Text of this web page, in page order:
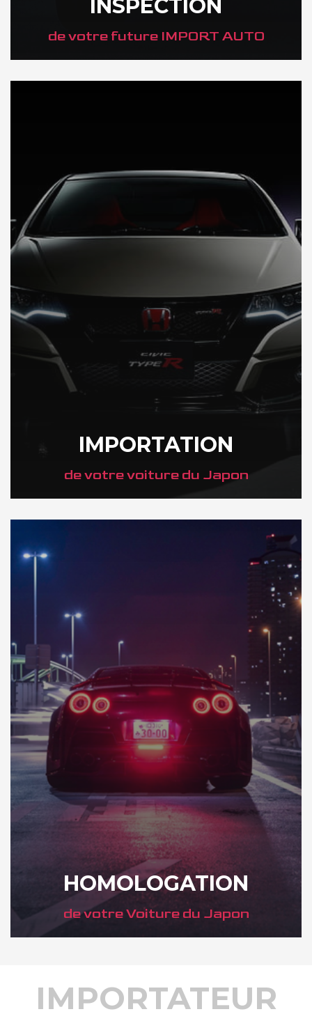
INSPECTION
de votre future IMPORT AUTO
IMPORTATION
de votre voiture du Japon
HOMOLOGATION
de votre Voiture du Japon
IMPORTATEUR